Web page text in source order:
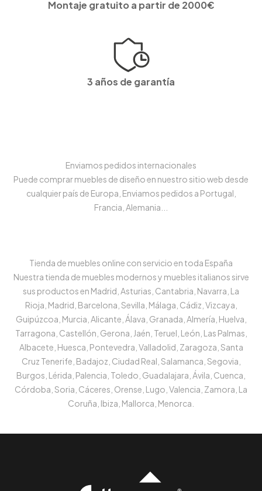
Montaje gratuito a partir de 2000€
3 años de garantía
Enviamos pedidos internacionales
Puede comprar muebles de diseño en nuestro sitio web desde
cualquier país de Europa, Enviamos pedidos a Portugal,
Francia, Alemania...
Tienda de muebles online con servicio en toda España
Nuestra tienda de muebles modernos y muebles italianos sirve
sus productos en Madrid, Asturias, Cantabria, Navarra, La
Rioja, Madrid, Barcelona, Sevilla, Málaga, Cádiz, Vizcaya,
Guipúzcoa, Murcia, Alicante, Álava, Granada, Almería, Huelva,
Tarragona, Castellón, Gerona, Jaén, Teruel, León, Las Palmas,
Albacete, Huesca, Pontevedra, Valladolid, Zaragoza, Santa
Cruz Tenerife, Badajoz, Ciudad Real, Salamanca, Segovia,
Burgos, Lérida, Palencia, Toledo, Guadalajara, Ávila, Cuenca,
Córdoba, Soria, Cáceres, Orense, Lugo, Valencia, Zamora, La
Coruña, Ibiza, Mallorca, Menorca.